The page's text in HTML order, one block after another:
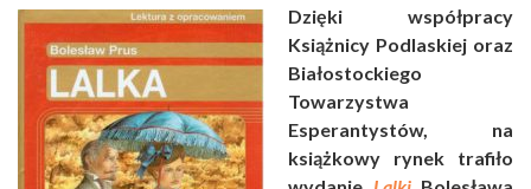
Dzięki współpracy
Książnicy Podlaskiej oraz
Białostockiego
Towarzystwa
Esperantystów, na
książkowy rynek trafiło